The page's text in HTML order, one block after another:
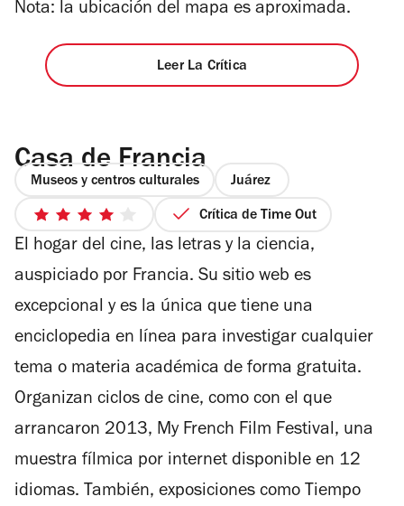
Nota: la ubicación del mapa es aproximada.
Leer La Crítica
Casa de Francia
Museos y centros culturales Juárez
4
de
5
Crítica de Time Out
El hogar del cine, las letras y la ciencia,
auspiciado por Francia. Su sitio web es
excepcional y es la única que tiene una
enciclopedia en línea para investigar cualquier
tema o materia académica de forma gratuita.
Organizan ciclos de cine, como con el que
arrancaron 2013, My French Film Festival, una
muestra fílmica por internet disponible en 12
idiomas. También, exposiciones como Tiempo